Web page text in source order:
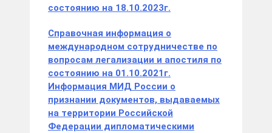
состоянию на 18.10.2023г.
Справочная информация о
международном сотрудничестве по
вопросам легализации и апостиля по
состоянию на 01.10.2021г.
Информация МИД России о
признании документов, выдаваемых
на территории Российской
Федерации дипломатическими